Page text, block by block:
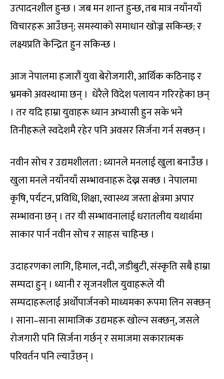
उत्पादनशील हुन्छ । जब मन शान्त हुन्छ, तब मात्र नयाँनयाँ
विचारहरू आउँछन्; समस्याको समाधान खोज्न सकिन्छ; र
लक्ष्यप्रति केन्द्रित हुन सकिन्छ ।
आज नेपालमा हजारौं युवा बेरोजगारी, आर्थिक कठिनाइ र
भ्रमको अवस्थामा छन् । धेरैले विदेश पलायन गरिरहेका छन्
। तर यदि हाम्रा युवाहरू ध्यान अभ्यासी हुन सके भने
तिनीहरूले स्वदेशमै रहेर पनि अवसर सिर्जना गर्न सक्छन् ।
नवीन सोच र उद्यमशीलता : ध्यानले मनलाई खुला बनाउँछ ।
खुला मनले नयाँनयाँ सम्भावनाहरू देख्न सक्छ । नेपालमा
कृषि, पर्यटन, प्रविधि, शिक्षा, स्वास्थ्य जस्ता क्षेत्रमा अपार
सम्भावना छन् । तर यी सम्भावनालाई धरातलीय यथार्थमा
साकार पार्न नवीन सोच र साहस चाहिन्छ ।
उदाहरणका लागि, हिमाल, नदी, जडीबुटी, संस्कृति सबै हाम्रा
सम्पदा हुन् । ध्यानी र सृजनशील युवाहरूले यी
सम्पदाहरूलाई अर्थोपार्जनको माध्यमका रूपमा लिन सक्छन्
। साना–साना सामाजिक उद्यमहरू खोल्न सक्छन्, जसले
रोजगारी पनि सिर्जना गर्छन् र समाजमा सकारात्मक
परिवर्तन पनि ल्याउँछन् ।